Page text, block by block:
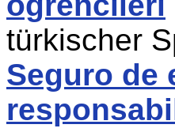
türkischer
Seguro de